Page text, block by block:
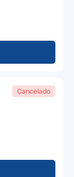
Cancelado